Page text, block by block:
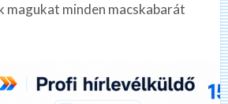
magukat minden macskabarát